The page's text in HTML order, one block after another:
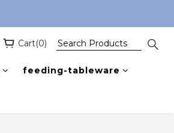
Cart(0)
feeding-tableware